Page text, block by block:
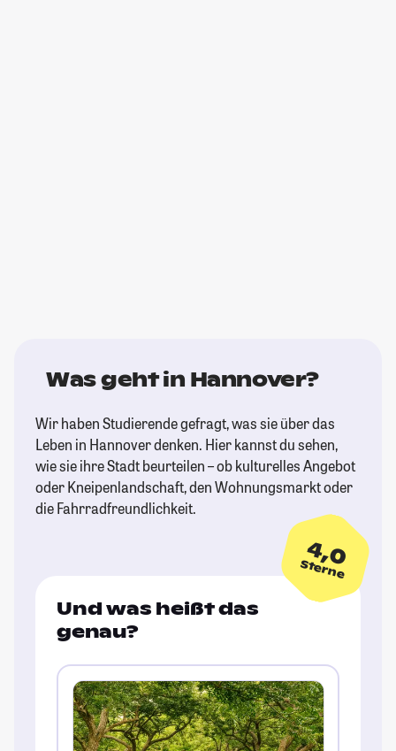
Was geht in Hannover?
Wir haben Studierende gefragt, was sie über das
Leben in Hannover denken. Hier kannst du sehen,
wie sie ihre Stadt beurteilen – ob kulturelles Angebot
oder Kneipenlandschaft, den Wohnungsmarkt oder
die Fahrradfreundlichkeit.
4,0
Sterne
Und was heißt das
genau?